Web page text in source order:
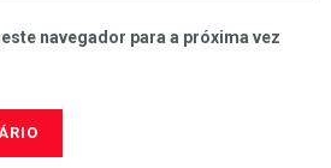
navegador para a próxima vez